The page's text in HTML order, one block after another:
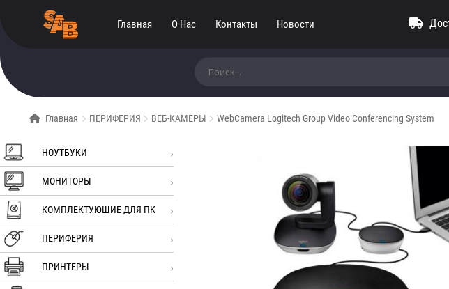
Главная О Нас Контакты Новости
Главная ПЕРИФЕРИЯ ВЕБ-КАМЕРЫ WebCamera Logitech Group Video Conferencing System
НОУТБУКИ
МОНИТОРЫ
КОМПЛЕКТУЮЩИЕ ДЛЯ ПК
ПЕРИФЕРИЯ
ПРИНТЕРЫ